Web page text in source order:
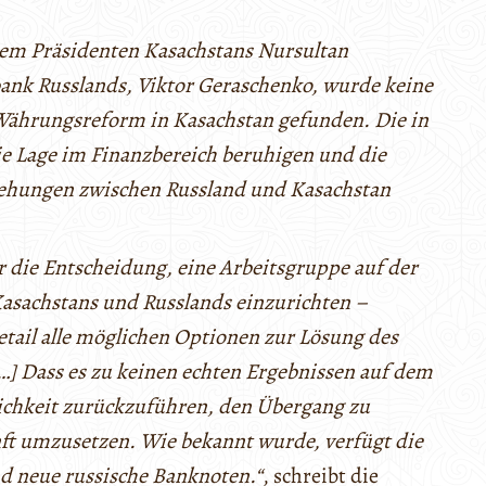
Präsidenten Kasachstans Nursultan
Russlands, Viktor Geraschenko, wurde keine
in Kasachstan gefunden. Die in
Lage im Finanzbereich beruhigen und die
zwischen Russland und Kasachstan
die Entscheidung, eine Arbeitsgruppe auf der
und Russlands einzurichten –
alle möglichen Optionen zur Lösung des
es zu keinen echten Ergebnissen auf dem
zurückzuführen, den Übergang zu
umzusetzen. Wie bekannt wurde, verfügt die
russische Banknoten.“, schreibt die